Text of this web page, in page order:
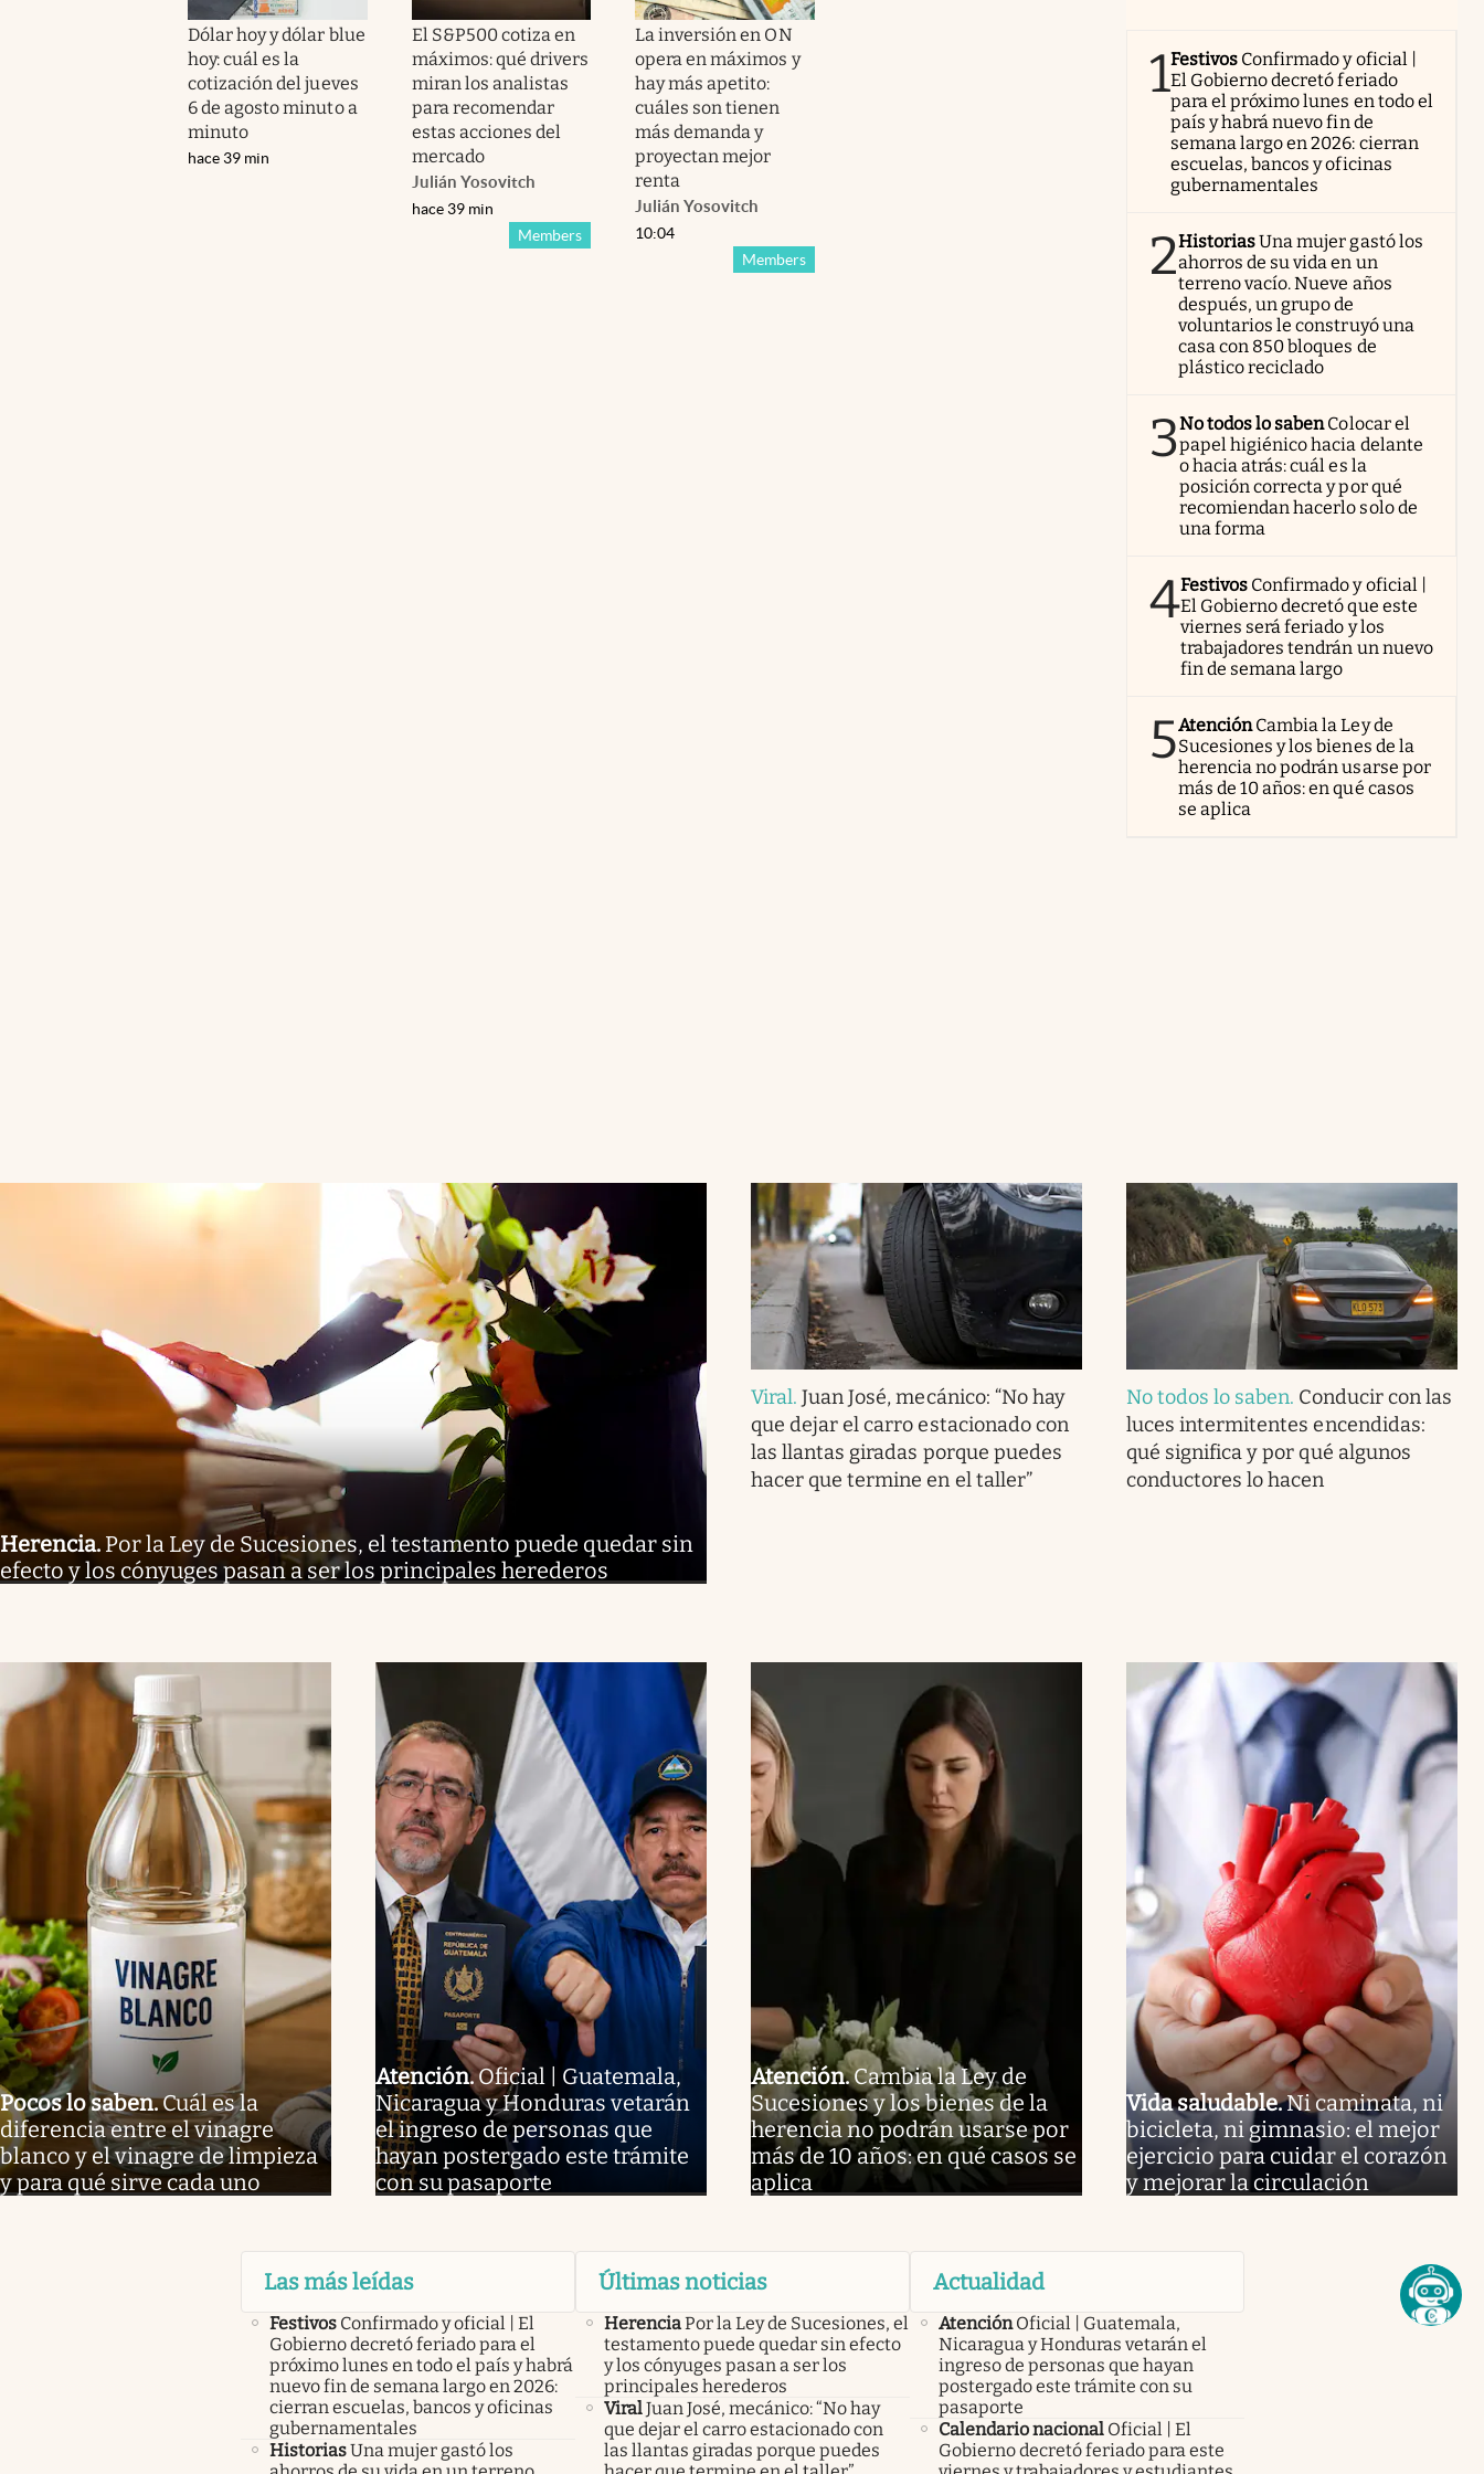
Dólar hoy y dólar blue
hoy: cuál es la
cotización del jueves
6 de agosto minuto a
minuto
hace 39 min
El S&P500 cotiza en
máximos: qué drivers
miran los analistas
para recomendar
estas acciones del
mercado
Julián Yosovitch
Members
hace 39 min
La inversión en ON
opera en máximos y
hay más apetito:
cuáles son tienen
más demanda y
proyectan mejor
renta
Julián Yosovitch
Members
10:04
1Festivos Confirmado y oficial |
El Gobierno decretó feriado
para el próximo lunes en todo el
país y habrá nuevo fin de
semana largo en 2026: cierran
escuelas, bancos y oficinas
gubernamentales
2HistoriasUna mujer gastó los
ahorros de su vida en un
terreno vacío. Nueve años
después, un grupo de
voluntarios le construyó una
casa con 850 bloques de
plástico reciclado
3No todos lo sabenColocar el
papel higiénico hacia delante
o hacia atrás: cuál es la
posición correcta y por qué
recomiendan hacerlo solo de
una forma
4Festivos Confirmado y oficial |
El Gobierno decretó que este
viernes será feriado y los
trabajadores tendrán un nuevo
fin de semana largo
5AtenciónCambia la Ley de
Sucesiones y los bienes de la
herencia no podrán usarse por
más de 10 años: en qué casos
se aplica
Herencia. Por la Ley de Sucesiones, el testamento puede quedar sin
efecto y los cónyuges pasan a ser los principales herederos
Viral.Juan José, mecánico: “No hay
que dejar el carro estacionado con
las llantas giradas porque puedes
hacer que termine en el taller”
No todos lo saben. Conducir con las
luces intermitentes encendidas:
qué significa y por qué algunos
conductores lo hacen
Pocos lo saben.Cuál es la
diferencia entre el vinagre
blanco y el vinagre de limpieza
y para qué sirve cada uno
Atención.Oficial | Guatemala,
Nicaragua y Honduras vetarán
el ingreso de personas que
hayan postergado este trámite
con su pasaporte
Atención.Cambia la Ley de
Sucesiones y los bienes de la
herencia no podrán usarse por
más de 10 años: en qué casos se
aplica
Vida saludable.Ni caminata, ni
bicicleta, ni gimnasio: el mejor
ejercicio para cuidar el corazón
y mejorar la circulación
Las más leídas
Festivos Confirmado y oficial | El
Gobierno decretó feriado para el
próximo lunes en todo el país y habrá
nuevo fin de semana largo en 2026:
cierran escuelas, bancos y oficinas
gubernamentales
HistoriasUna mujer gastó los
Últimas noticias
HerenciaPor la Ley de Sucesiones, el
testamento puede quedar sin efecto
y los cónyuges pasan a ser los
principales herederos
ViralJuan José, mecánico: “No hay
que dejar el carro estacionado con
las llantas giradas porque puedes
Actualidad
Atención Oficial | Guatemala,
Nicaragua y Honduras vetarán el
ingreso de personas que hayan
postergado este trámite con su
pasaporte
Calendario nacional Oficial | El
Gobierno decretó feriado para este